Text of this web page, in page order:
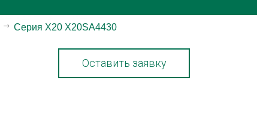
Серия X20 X20SA4430
Оставить заявку